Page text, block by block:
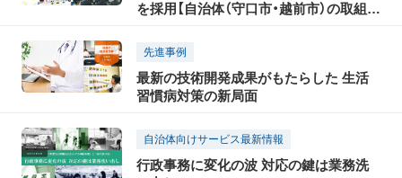
を採用【自治体（守口市・越前市）の取組事
先進事例
最新の技術開発成果がもたらした 生活
習慣病対策の新局面
自治体向けサービス最新情報
行政事務に変化の波 対応の鍵は業務洗